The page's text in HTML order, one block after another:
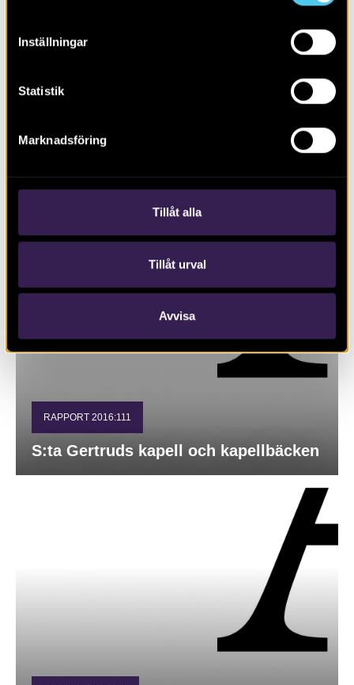
Inställningar
Statistik
Marknadsföring
Tillåt alla
Tillåt urval
Avvisa
RAPPORT 2016:77
Båthus, stadsgårdar och stadsliv
RAPPORT 2016:111
S:ta Gertruds kapell och kapellbäcken